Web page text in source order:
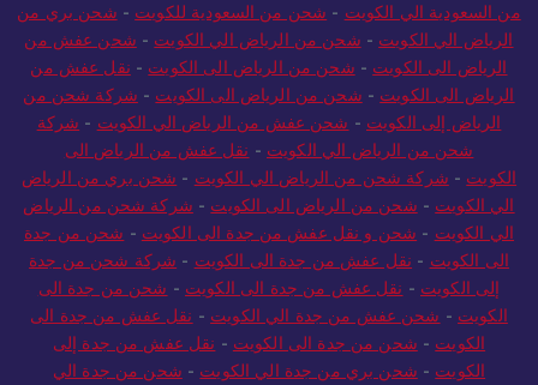
من السعودية الي الكويت - شحن من السعودية للكويت - شحن بري من
الرياض الي الكويت - شحن من الرياض الي الكويت - شحن عفش من
الرياض الى الكويت - شحن من الرياض الى الكويت - نقل عفش من
الرياض الى الكويت - شحن من الرياض الى الكويت - شركة شحن من
الرياض إلى الكويت - شحن عفش من الرياض الي الكويت - شركة
شحن من الرياض الي الكويت - نقل عفش من الرياض الى
الكويت - شركة شحن من الرياض الي الكويت - شحن بري من الرياض
الي الكويت - شحن من الرياض الى الكويت - شركة شحن من الرياض
الي الكويت - شحن و نقل عفش من جدة الى الكويت - شحن من جدة
الى الكويت - نقل عفش من جدة الى الكويت - شركة شحن من جدة
إلى الكويت - نقل عفش من جدة الى الكويت - شحن من جدة الى
الكويت - شحن عفش من جدة الي الكويت - نقل عفش من جدة الى
الكويت - شحن من جدة الى الكويت - نقل عفش من جدة إلى
الكويت - شحن بري من جدة الي الكويت - شحن من جدة الي